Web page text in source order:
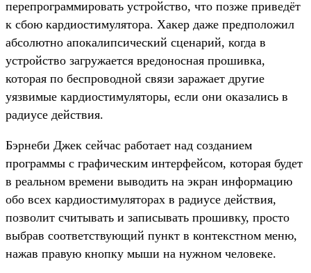
перепрограммировать устройство, что позже приведёт
к сбою кардиостимулятора. Хакер даже предположил
абсолютно апокалипсический сценарий, когда в
устройство загружается вредоносная прошивка,
которая по беспроводной связи заражает другие
уязвимые кардиостимуляторы, если они оказались в
радиусе действия.
Бэрнеби Джек сейчас работает над созданием
программы с графическим интерфейсом, которая будет
в реальном времени выводить на экран информацию
обо всех кардиостимуляторах в радиусе действия,
позволит считывать и записывать прошивку, просто
выбрав соответствующий пункт в контекстном меню,
нажав правую кнопку мыши на нужном человеке.